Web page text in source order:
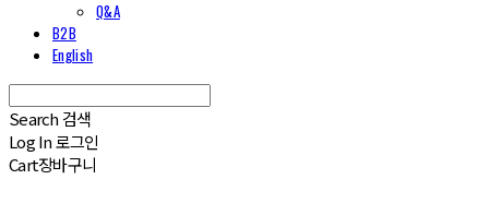
Q&A
B2B
English
Search 검색
Log In로그인
Cart장바구니